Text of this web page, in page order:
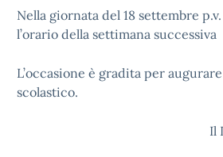
Nella giornata del 18 settembre
l’orario della settimana successiva
L’occasione è gradita per
scolastico.
Il